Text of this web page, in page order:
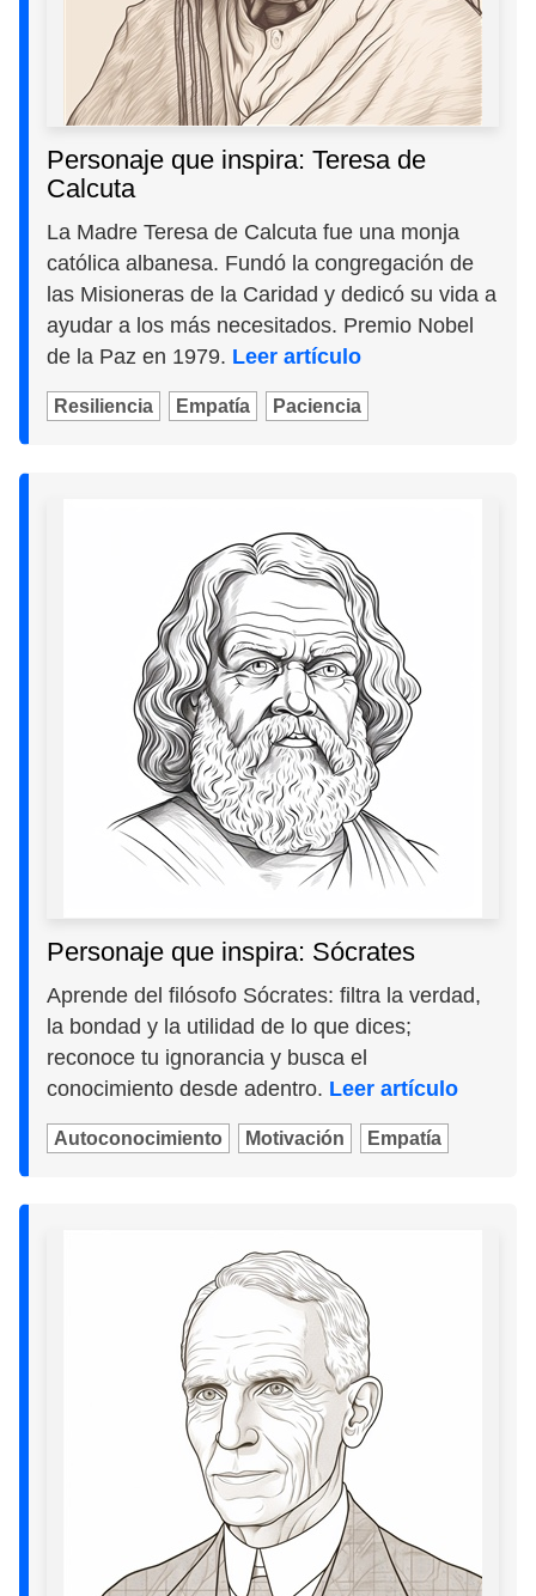
Personaje que inspira: Teresa de
Calcuta
La Madre Teresa de Calcuta fue una monja
católica albanesa. Fundó la congregación de
las Misioneras de la Caridad y dedicó su vida a
ayudar a los más necesitados. Premio Nobel
de la Paz en 1979. Leer artículo
Resiliencia Empatía Paciencia
Personaje que inspira: Sócrates
Aprende del filósofo Sócrates: filtra la verdad,
la bondad y la utilidad de lo que dices;
reconoce tu ignorancia y busca el
conocimiento desde adentro. Leer artículo
Autoconocimiento Motivación Empatía